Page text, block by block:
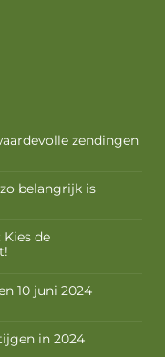
zendingen
belangrijk is
de
10 juni 2024
in 2024